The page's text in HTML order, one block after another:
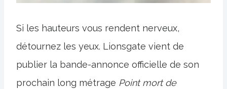
Si les hauteurs vous rendent nerveux,
détournez les yeux. Lionsgate vient de
publier la bande-annonce officielle de son
prochain long métrage Point mort de